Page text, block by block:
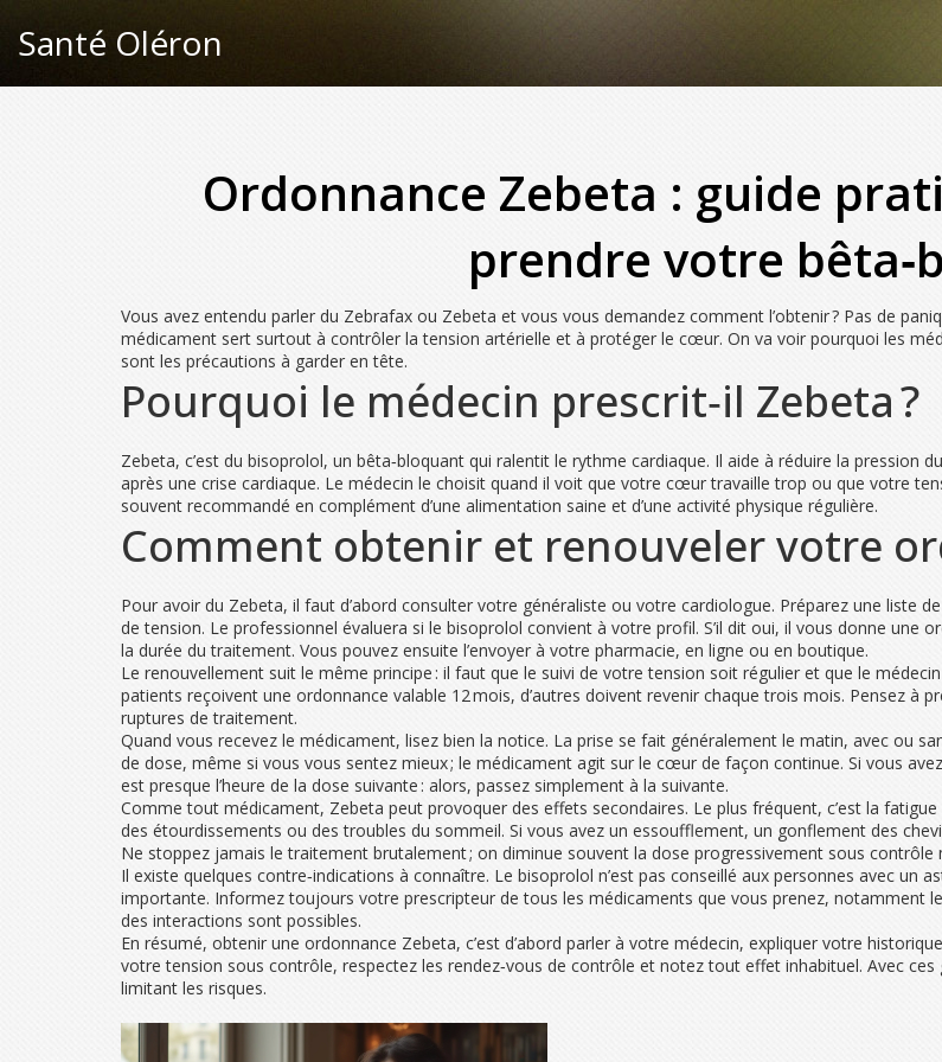
Santé Oléron
Ordonnance Zebeta : guide
prendre votre
Vous avez entendu parler du Zebrafax ou Zebeta et vous vous demandez comment l’obtenir ? Pas de
médicament sert surtout à contrôler la tension artérielle et à protéger le cœur. On va voir pourquoi les
sont les précautions à garder en tête.
Pourquoi le médecin prescrit‑il Zebeta ?
Zebeta, c’est du bisoprolol, un bêta‑bloquant qui ralentit le rythme cardiaque. Il aide à réduire la pression
après une crise cardiaque. Le médecin le choisit quand il voit que votre cœur travaille trop ou que votre
souvent recommandé en complément d’une alimentation saine et d’une activité physique régulière.
Comment obtenir et renouveler votre
Pour avoir du Zebeta, il faut d’abord consulter votre généraliste ou votre cardiologue. Préparez une liste
de tension. Le professionnel évaluera si le bisoprolol convient à votre profil. S’il dit oui, il vous donne une
la durée du traitement. Vous pouvez ensuite l’envoyer à votre pharmacie, en ligne ou en boutique.
Le renouvellement suit le même principe : il faut que le suivi de votre tension soit régulier et que le
patients reçoivent une ordonnance valable 12 mois, d’autres doivent revenir chaque trois mois. Pensez à
ruptures de traitement.
Quand vous recevez le médicament, lisez bien la notice. La prise se fait généralement le matin, avec ou
de dose, même si vous vous sentez mieux ; le médicament agit sur le cœur de façon continue. Si vous
est presque l’heure de la dose suivante : alors, passez simplement à la suivante.
Comme tout médicament, Zebeta peut provoquer des effets secondaires. Le plus fréquent, c’est la
des étourdissements ou des troubles du sommeil. Si vous avez un essoufflement, un gonflement des
Ne stoppez jamais le traitement brutalement ; on diminue souvent la dose progressivement sous contrôle
Il existe quelques contre‑indications à connaître. Le bisoprolol n’est pas conseillé aux personnes avec un
importante. Informez toujours votre prescripteur de tous les médicaments que vous prenez, notamment
des interactions sont possibles.
En résumé, obtenir une ordonnance Zebeta, c’est d’abord parler à votre médecin, expliquer votre
votre tension sous contrôle, respectez les rendez‑vous de contrôle et notez tout effet inhabituel. Avec
limitant les risques.